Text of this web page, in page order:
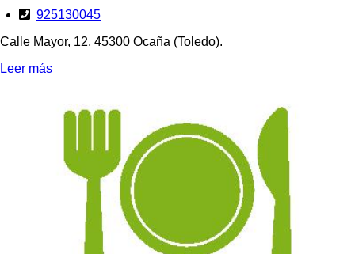
925130045
Calle Mayor, 12, 45300 Ocaña (Toledo).
Leer más